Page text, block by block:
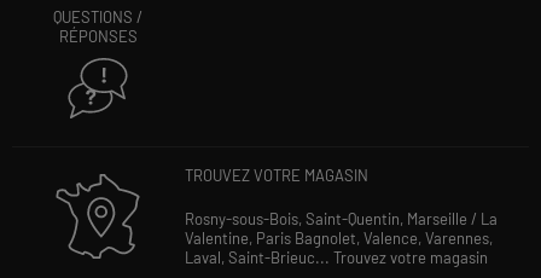
QUESTIONS /
RÉPONSES
TROUVEZ VOTRE MAGASIN
Rosny-sous-Bois, Saint-Quentin, Marseille / La
Valentine, Paris Bagnolet, Valence, Varennes,
Laval, Saint-Brieuc... Trouvez votre magasin